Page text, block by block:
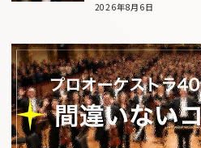
2026年8月6日